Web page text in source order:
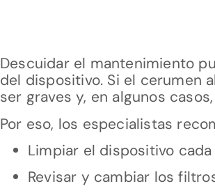
Descuidar el mantenimiento
del dispositivo. Si el cerumen
ser graves y, en algunos
Por eso, los especialistas
Limpiar el dispositivo
Revisar y cambiar los